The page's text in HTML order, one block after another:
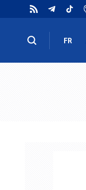
FR